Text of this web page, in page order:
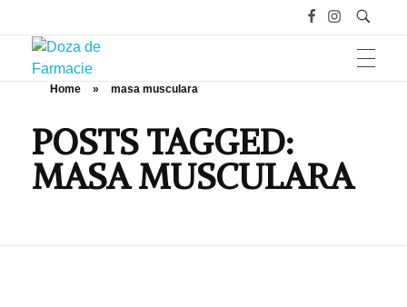
SĂNĂTATE
Home » masa musculara
POSTS TAGGED:
MASA MUSCULARA